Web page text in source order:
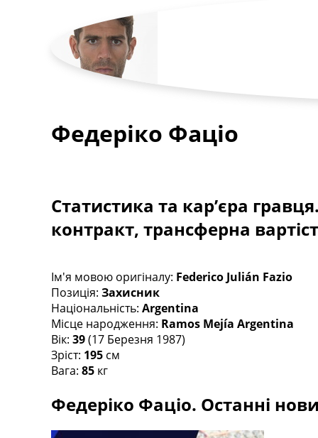
Футбольні трансфери
Останні коментарі
Конкурс прогнозів
Логін
Турніри
Чемпіонат Світу
Англія. Прем’єр-Ліга
Іспанія. Ла Ліга
Ще Турніри >>>
Чемпіонат Світу. Турнирні таблиці
Таблиця УПЛ
Перша Ліга
Таблиця АПЛ
Таблиця Ла Ліги
Таблиця Ліги Чемпіонів
Рейтинг країн УЄФА
Рейтинг клубів УЄФА
Рейтинг ФІФА
Федеріко Фаціо
Статистика та кар’єра
контракт, трансферна
Ім'я мовою оригіналу: Federico Julián Fazio
Позиція: Захисник
Національність: Argentina
Місце народження: Ramos Mejía Argentina
Вік: 39(17 Березня 1987)
Зріст: 195 см
Вага: 85 кг
Федеріко Фаціо. Останні